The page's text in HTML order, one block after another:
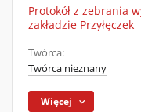
Protokół z zebrania
zakładzie Przyłęczek
Twórca:
Twórca nieznany
Więcej